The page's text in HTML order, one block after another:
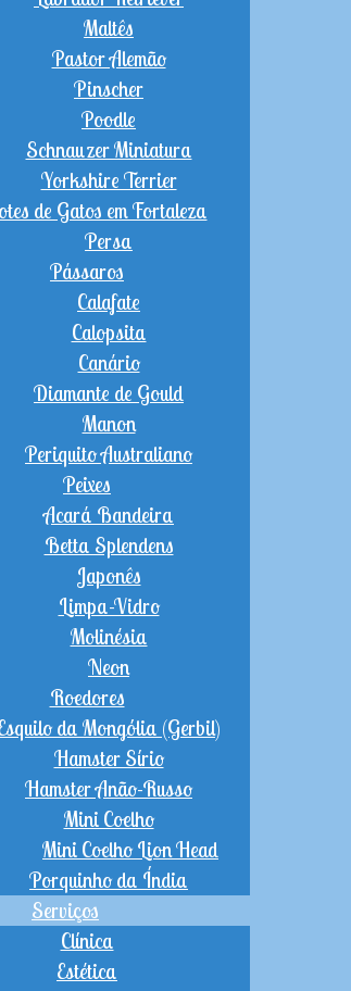
Maltês
Pastor Alemão
Pinscher
Poodle
Schnauzer Miniatura
Yorkshire Terrier
de Gatos em Fortaleza
Persa
Pássaros
Calafate
Calopsita
Canário
Diamante de Gould
Manon
Periquito Australiano
Peixes
Acará Bandeira
Betta Splendens
Japonês
Limpa-Vidro
Molinésia
Neon
Roedores
da Mongólia (Gerbil)
Hamster Sírio
Hamster Anão-Russo
Mini Coelho
Mini Coelho Lion Head
Porquinho da Índia
Serviços
Clínica
Estética